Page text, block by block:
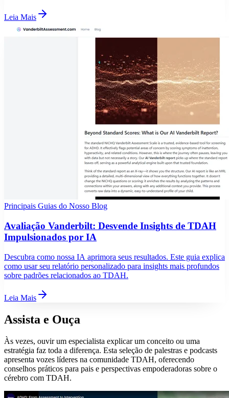
Leia Mais
Principais Guias do Nosso Blog
Avaliação Vanderbilt: Desvende Insights de TDAH
Impulsionados por IA
Descubra como nossa IA aprimora seus resultados. Este guia explica
como usar seu relatório personalizado para insights mais profundos
sobre padrões relacionados ao TDAH.
Leia Mais
Assista e Ouça
Às vezes, ouvir um especialista explicar um conceito ou uma
estratégia faz toda a diferença. Esta seleção de palestras e podcasts
apresenta vozes líderes na comunidade TDAH, oferecendo
conselhos práticos para pais e perspectivas empoderadoras sobre o
cérebro com TDAH.